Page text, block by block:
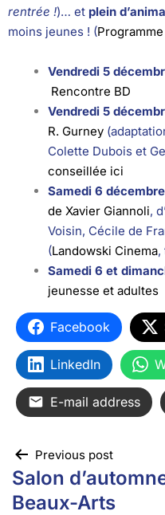
rentrée !)… et plein
moins jeunes ! (
Vendredi 5
Rencontre BD
Vendredi 5
R. Gurney
Colette Dubois et
conseillée ici
Samedi 6
de Xavier Giannoli,
Voisin, Cécile de
(Landowski Cinema,
Samedi 6 et
jeunesse et adultes
Facebook
LinkedIn
E-mail address
Previous post
Salon
Beaux-Arts